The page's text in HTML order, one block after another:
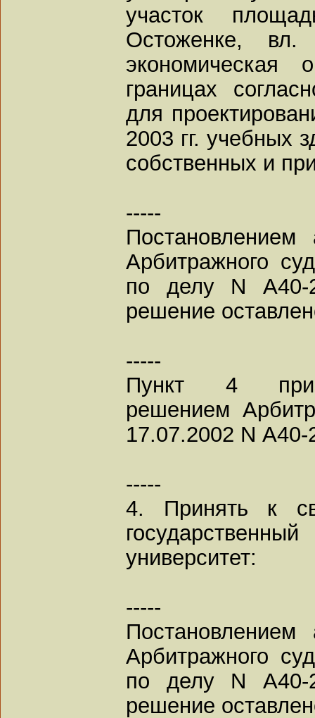
участок
Остоженке, вл.
границах
для
2003 гг. учебных
собственных и
-----
Постановлением
Арбитражного
по делу N А40-
решение
-----
Пункт 4
решением
17.07.2002 N
-----
4. Принять к
университет:
-----
Постановлением
Арбитражного
по делу N А40-
решение